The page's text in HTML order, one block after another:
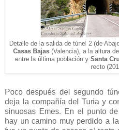
Detalle de la salida de túnel 2 (de
Casas Bajas (Valencia), a la altura
entre la última población y Santa
recto
Poco después del segundo
deja la compañía del Turia y
sinuosas Emes. En el punto
hay un camino muy perdido a